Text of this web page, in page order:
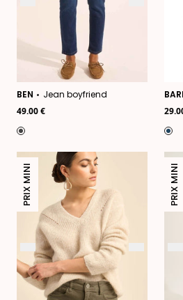
BEN
Jean boyfriend
49.00 €
PRIX MINI PRIX MINI